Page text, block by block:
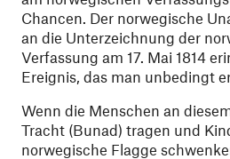
Chancen. Der norwegische
an die Unterzeichnung der
Verfassung am 17. Mai 1814
Ereignis, das man unbedingt
Wenn die Menschen an
Tracht (Bunad) tragen und
norwegische Flagge